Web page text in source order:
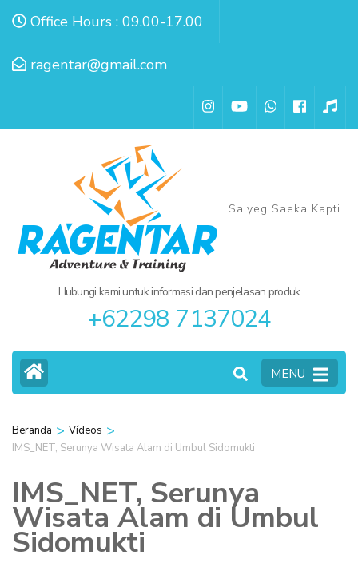
Lompat
konten
Office Hours : 09.00-17.00
ragentar@gmail.com
Saiyeg Saeka Kapti
Hubungi kami untuk informasi dan penjelasan produk
+62298 7137024
MENU
Beranda > Vídeos >
IMS_NET, Serunya Wisata Alam di Umbul Sidomukti
IMS_NET, Serunya
Wisata Alam di Umbul
Sidomukti